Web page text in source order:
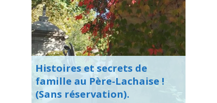
Histoires et secrets de
famille au Père-Lachaise !
(Sans réservation).